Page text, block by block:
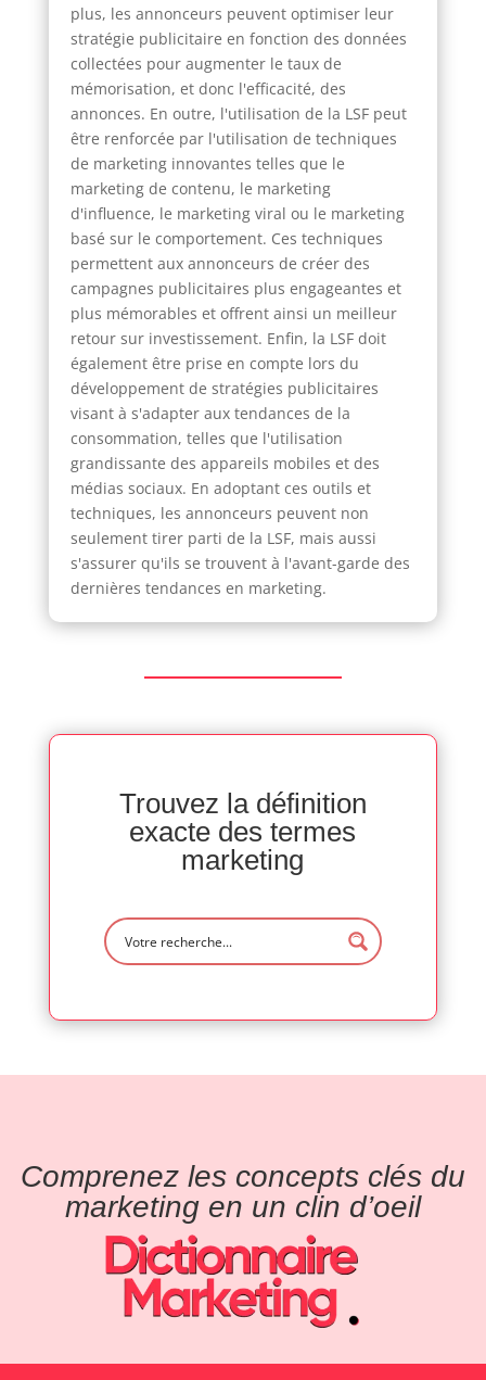
plus, les annonceurs peuvent optimiser leur
stratégie publicitaire en fonction des données
collectées pour augmenter le taux de
mémorisation, et donc l'efficacité, des
annonces. En outre, l'utilisation de la LSF peut
être renforcée par l'utilisation de techniques
de marketing innovantes telles que le
marketing de contenu, le marketing
d'influence, le marketing viral ou le marketing
basé sur le comportement. Ces techniques
permettent aux annonceurs de créer des
campagnes publicitaires plus engageantes et
plus mémorables et offrent ainsi un meilleur
retour sur investissement. Enfin, la LSF doit
également être prise en compte lors du
développement de stratégies publicitaires
visant à s'adapter aux tendances de la
consommation, telles que l'utilisation
grandissante des appareils mobiles et des
médias sociaux. En adoptant ces outils et
techniques, les annonceurs peuvent non
seulement tirer parti de la LSF, mais aussi
s'assurer qu'ils se trouvent à l'avant-garde des
dernières tendances en marketing.
Trouvez la définition
exacte des termes
marketing
Comprenez les concepts clés du
marketing en un clin d’oeil